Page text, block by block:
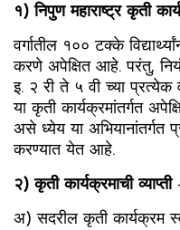
१) निपुण महाराष्ट्र कृती
वर्गातील १०० टक्के
करणे अपेक्षित आहे. परंतु,
इ. २ री ते ५ वी च्या प्रत्येक
या कृती कार्यक्रमांतर्गत
असे ध्येय या अभियानांतर्गत
करण्यात येत आहे.
२) कृती कार्यक्रमाची व्याप्ती -
अ) सदरील कृती कार्यक्रम